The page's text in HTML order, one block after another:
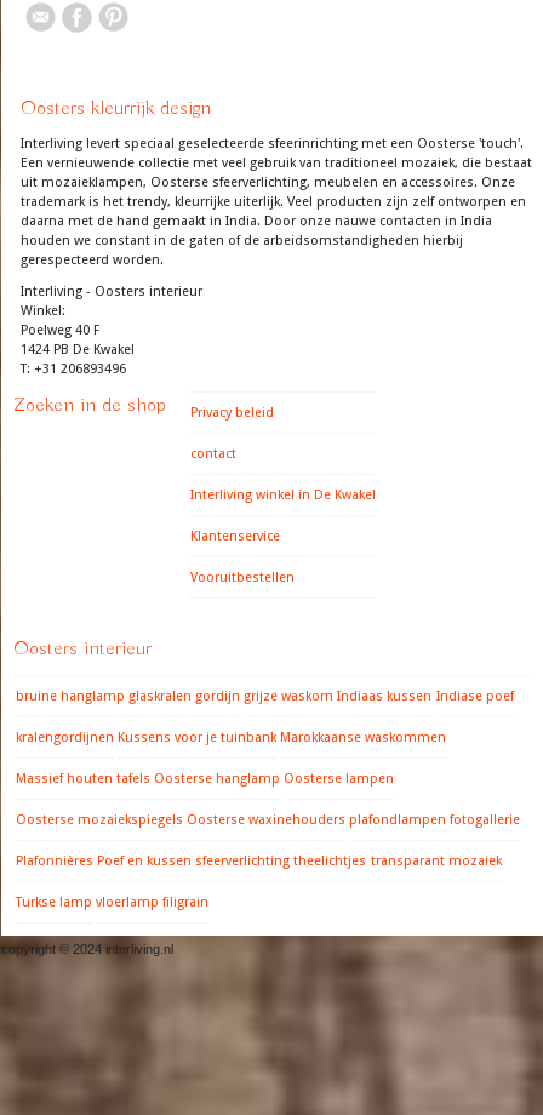
Oosters kleurrijk design
Interliving levert speciaal geselecteerde sfeerinrichting met een Oosterse 'touch'.
Een vernieuwende collectie met veel gebruik van traditioneel mozaiek, die bestaat
uit mozaieklampen, Oosterse sfeerverlichting, meubelen en accessoires. Onze
trademark is het trendy, kleurrijke uiterlijk. Veel producten zijn zelf ontworpen en
daarna met de hand gemaakt in India. Door onze nauwe contacten in India
houden we constant in de gaten of de arbeidsomstandigheden hierbij
gerespecteerd worden.
Interliving - Oosters interieur
Winkel:
Poelweg 40 F
1424 PB De Kwakel
T: +31 206893496
Zoeken in de shop Privacy beleid
contact
Interliving winkel in De Kwakel
Klantenservice
Vooruitbestellen
Oosters interieur
bruine hanglamp glaskralen gordijn grijze waskom Indiaas kussen Indiase poef
kralengordijnen Kussens voor je tuinbank Marokkaanse waskommen
Massief houten tafels Oosterse hanglamp Oosterse lampen
Oosterse mozaiekspiegels Oosterse waxinehouders plafondlampen fotogallerie
Plafonnières Poef en kussen sfeerverlichting theelichtjes transparant mozaiek
Turkse lamp vloerlamp filigrain
copyright © 2024 interliving.nl